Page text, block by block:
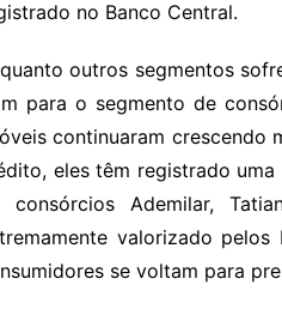
no Banco Central.
outros segmentos
para o segmento de
continuaram crescendo
eles têm registrado
consórcios Ademilar,
valorizado
se voltam para